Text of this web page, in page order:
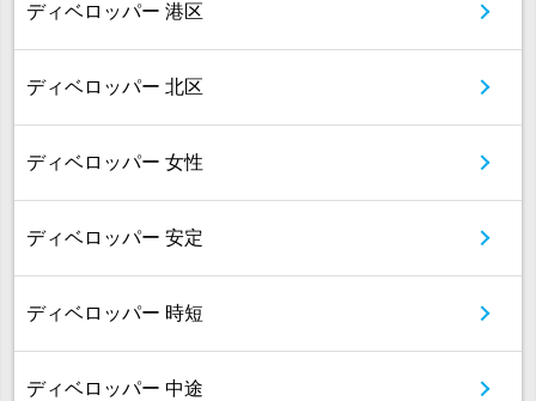
ディベロッパー 港区
ディベロッパー 北区
ディベロッパー 女性
ディベロッパー 安定
ディベロッパー 時短
ディベロッパー 中途